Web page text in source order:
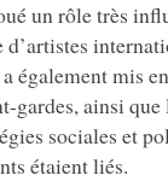
un rôle très
d’artistes
également mis
gardes, ainsi
sociales et
étaient liés.